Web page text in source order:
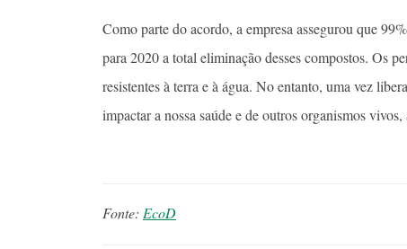
Como parte do acordo, a empresa assegurou que
para 2020 a total eliminação desses compostos. Os
resistentes à terra e à água. No entanto, uma vez
impactar a nossa saúde e de outros organismos
Fonte: EcoD